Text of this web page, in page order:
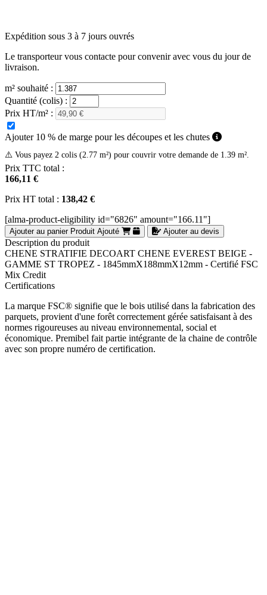
Expédition sous 3 à 7 jours ouvrés
Le transporteur vous contacte pour convenir avec vous du jour de
livraison.
m² souhaité :
Quantité (colis) :
Prix HT/m² :
Ajouter 10 % de marge pour les découpes et les chutes
⚠️ Vous payez 2 colis (2.77 m²) pour couvrir votre demande de 1.39 m².
Prix TTC total :
166,11 €
Prix HT total : 138,42 €
[alma-product-eligibility id="6826" amount="166.11"]
Ajouter au panier Produit Ajouté Ajouter au devis
Description du produit
CHENE STRATIFIE DECOART CHENE EVEREST BEIGE -
GAMME ST TROPEZ - 1845mmX188mmX12mm - Certifié FSC
Mix Credit
Certifications
La marque FSC® signifie que le bois utilisé dans la fabrication des
parquets, provient d'une forêt correctement gérée satisfaisant à des
normes rigoureuses au niveau environnemental, social et
économique. Premibel fait partie intégrante de la chaine de contrôle
avec son propre numéro de certification.